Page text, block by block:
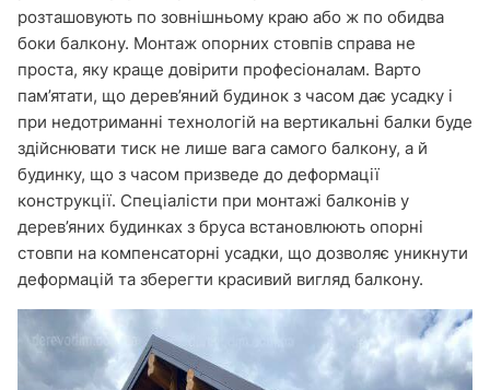
розташовують по зовнішньому краю або ж по обидва
боки балкону. Монтаж опорних стовпів справа не
проста, яку краще довірити професіоналам. Варто
пам’ятати, що дерев’яний будинок з часом дає усадку і
при недотриманні технологій на вертикальні балки буде
здійснювати тиск не лише вага самого балкону, а й
будинку, що з часом призведе до деформації
конструкції. Спеціалісти при монтажі балконів у
дерев’яних будинках з бруса встановлюють опорні
стовпи на компенсаторні усадки, що дозволяє уникнути
деформацій та зберегти красивий вигляд балкону.